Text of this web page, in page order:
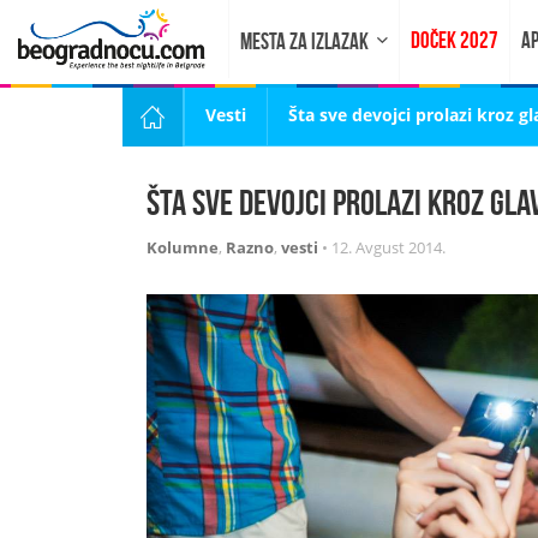
MESTA ZA IZLAZAK DOČEK 2027
Vesti Šta sve devojci prolazi kroz
Šta sve devojci prolazi kroz
Kolumne, Razno, vesti • 12. Avgust 2014.